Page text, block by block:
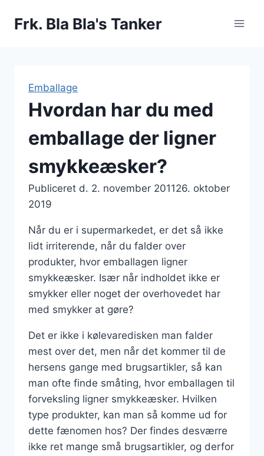
Frk. Bla Bla's Tanker
Emballage
Hvordan har du med
emballage der ligner
smykkeæsker?
Publiceret d. 2. november 201126. oktober
2019
Når du er i supermarkedet, er det så ikke
lidt irriterende, når du falder over
produkter, hvor emballagen ligner
smykkeæsker. Især når indholdet ikke er
smykker eller noget der overhovedet har
med smykker at gøre?
Det er ikke i kølevaredisken man falder
mest over det, men når det kommer til de
hersens gange med brugsartikler, så kan
man ofte finde småting, hvor emballagen til
forveksling ligner smykkeæsker. Hvilken
type produkter, kan man så komme ud for
dette fænomen hos? Der findes desværre
ikke ret mange små brugsartikler, og derfor